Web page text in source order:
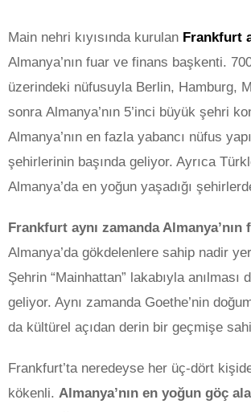
Main nehri kıyısında kurulan Frankfurt
Almanya’nın fuar ve finans başkenti.
üzerindeki nüfusuyla Berlin, Hamburg,
sonra Almanya’nın 5’inci büyük şehri
Almanya’nın en fazla yabancı nüfus
şehirlerinin başında geliyor. Ayrıca
Almanya’da en yoğun yaşadığı
Frankfurt aynı zamanda
Almanya’da gökdelenlere sahip nadir
Şehrin “Mainhattan” lakabıyla anılması
geliyor. Aynı zamanda Goethe’nin
da kültürel açıdan derin bir geçmişe
Frankfurt’ta neredeyse her üç-dört
kökenli. Almanya’nın en yoğun göç